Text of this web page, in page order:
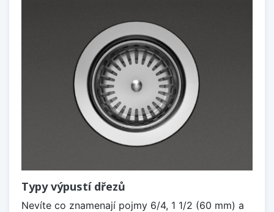
Typy výpustí dřezů
Nevíte co znamenají pojmy 6/4, 1 1/2 (60 mm) a